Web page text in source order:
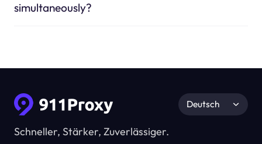
simultaneously?
Schneller, Stärker, Zuverlässiger.
Deutsch